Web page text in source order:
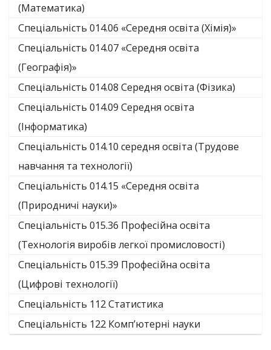
(Математика)
Спеціальність 014.06 «Середня освіта (Хімія)»
Спеціальність 014.07 «Середня освіта
(Географія)»
Спеціальність 014.08 Середня освіта (Фізика)
Спеціальність 014.09 Середня освіта
(Інформатика)
Спеціальність 014.10 середня освіта (Трудове
навчання та технології)
Спеціальність 014.15 «Середня освіта
(Природничі науки)»
Спеціальність 015.36 Професійна освіта
(Технологія виробів легкої промисловості)
Спеціальність 015.39 Професійна освіта
(Цифрові технології)
Спеціальність 112 Статистика
Спеціальність 122 Комп’ютерні науки